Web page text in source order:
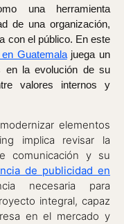
una herramienta
de una organización,
con el público. En este
Guatemalajuega un
en la evolución de su
valores internos y
elementos
implica revisar la
comunicación y su
de publicidad en
necesaria para
integral, capaz
en el mercado y